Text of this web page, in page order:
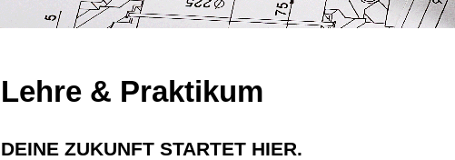
Lehre & Praktikum
DEINE ZUKUNFT STARTET HIER.